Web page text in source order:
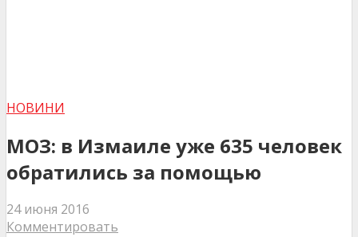
НОВИНИ
МОЗ: в Измаиле уже 635 человек
обратились за помощью
24 июня 2016
Комментировать